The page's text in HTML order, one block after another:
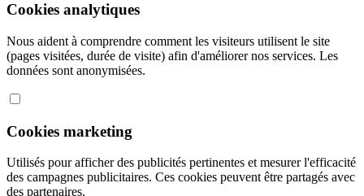
Cookies analytiques
Nous aident à comprendre comment les visiteurs utilisent le site
(pages visitées, durée de visite) afin d'améliorer nos services. Les
données sont anonymisées.
Cookies marketing
Utilisés pour afficher des publicités pertinentes et mesurer l'efficacité
des campagnes publicitaires. Ces cookies peuvent être partagés avec
des partenaires.